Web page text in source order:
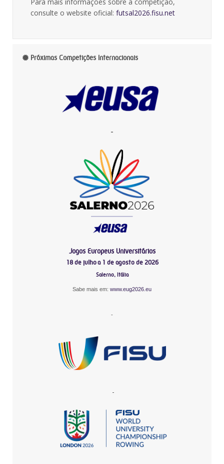
consulte o website oficial: futsal2026.fisu.net
Próximas Competições Internacionais
-
Jogos Europeus Universitários
18 de julho a 1 de agosto de 2026
Salerno, Itália
Sabe mais em: www.eug2026.eu
-
-